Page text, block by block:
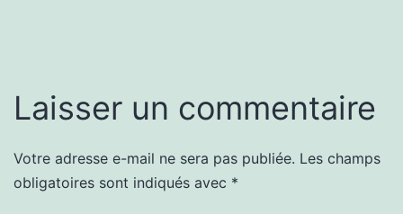
Laisser un commentaire
Votre adresse e-mail ne sera pas publiée. Les champs
obligatoires sont indiqués avec *